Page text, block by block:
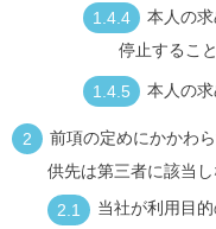
本人の
停止すること
本人の
前項の定めにかかわ
供先は第三者に該当し
当社が利用目